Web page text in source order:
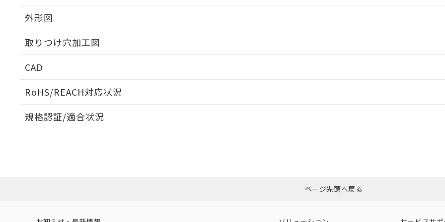
外形図
取りつけ穴加工図
CAD
RoHS/REACH対応状況
EU RoHS 注意事項・凡例
ダウンロードはこちら
規格認証/適合状況
ページ先頭へ戻る